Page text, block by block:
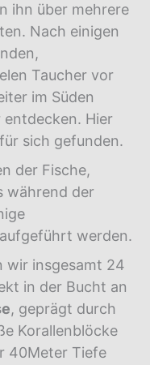
ihn über mehrere
Nach einigen
Taucher vor
im Süden
Hier
sich gefunden.
der Fische,
während der
werden.
wir insgesamt 24
in der Bucht an
, geprägt durch
Korallenblöcke
40Meter Tiefe